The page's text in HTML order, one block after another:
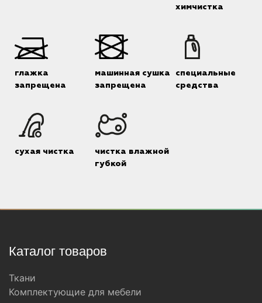
химчистка
глажка
запрещена
машинная сушка
запрещена
специальные
средства
сухая чистка
чистка влажной
губкой
Каталог товаров
Ткани
Комплектующие для мебели